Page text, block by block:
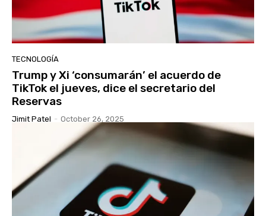
TECNOLOGÍA
Trump y Xi ‘consumarán’ el acuerdo de
TikTok el jueves, dice el secretario del
Reservas
Jimit Patel - October 26, 2025